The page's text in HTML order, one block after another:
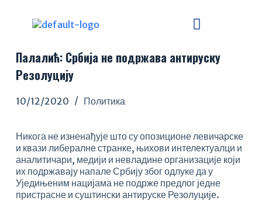
o
n
Палалић: Србија не подржава антируску
Резолуцију
10/12/2020 Политика
Никога не изненађује што су опозиционе левичарске
и квази либералне странке, њихови интелектуалци и
аналитичари, медији и невладине организације који
их подржавају напале Србију због одлуке да у
Уједињеним нацијама не подрже предлог једне
пристрасне и суштински антируске Резолуције.